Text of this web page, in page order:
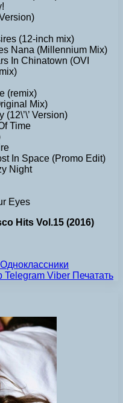
(12-inch mix)
Nana (Millennium Mix)
In Chinatown (OVI
(remix)
Mix)
Version)
Time
In Space (Promo Edit)
Night
Eyes
Hits Vol.15 (2016)
Одноклассники
Telegram Viber Печатать